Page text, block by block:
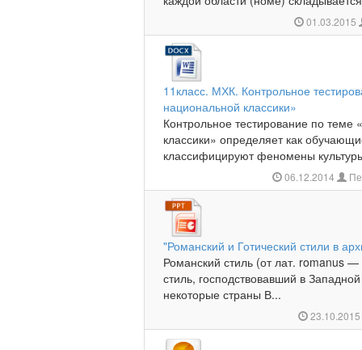
01.03.2015
11класс. МХК. Контрольное
национальной классики»
Контрольное тестирование по
классики» определяет как
классифицируют феномены
06.12.2014
"Романский и Готический стили в
Романский стиль (от лат. romanus
стиль, господствовавший в
некоторые страны В...